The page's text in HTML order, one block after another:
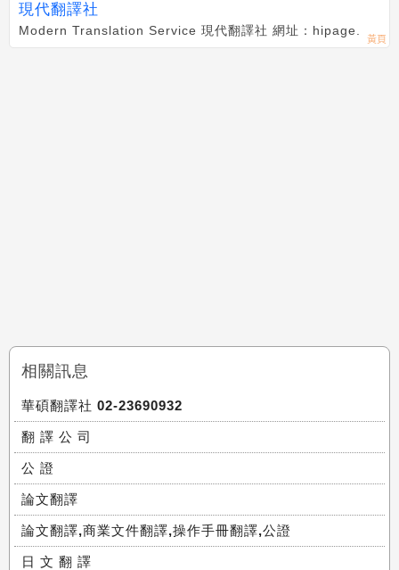
現代翻譯社
Modern Translation Service 現代翻譯社 網址：hipage.
相關訊息
華碩翻譯社 02-23690932
翻 譯 公 司
公 證
論文翻譯
論文翻譯,商業文件翻譯,操作手冊翻譯,公證
日 文 翻 譯